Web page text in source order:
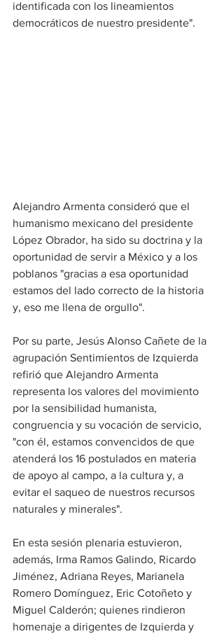
identificada con los lineamientos
democráticos de nuestro presidente".
Alejandro Armenta consideró que el
humanismo mexicano del presidente
López Obrador, ha sido su doctrina y la
oportunidad de servir a México y a los
poblanos "gracias a esa oportunidad
estamos del lado correcto de la historia
y, eso me llena de orgullo".
Por su parte, Jesús Alonso Cañete de la
agrupación Sentimientos de Izquierda
refirió que Alejandro Armenta
representa los valores del movimiento
por la sensibilidad humanista,
congruencia y su vocación de servicio,
"con él, estamos convencidos de que
atenderá los 16 postulados en materia
de apoyo al campo, a la cultura y, a
evitar el saqueo de nuestros recursos
naturales y minerales".
En esta sesión plenaria estuvieron,
además, Irma Ramos Galindo, Ricardo
Jiménez, Adriana Reyes, Marianela
Romero Domínguez, Eric Cotoñeto y
Miguel Calderón; quienes rindieron
homenaje a dirigentes de Izquierda y